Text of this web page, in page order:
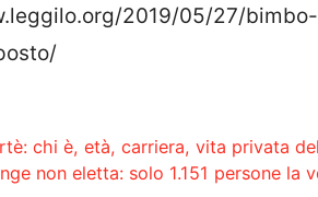
2019/05/27/
chi è, età, carriera, vita privata
non eletta: solo 1.151 persone la